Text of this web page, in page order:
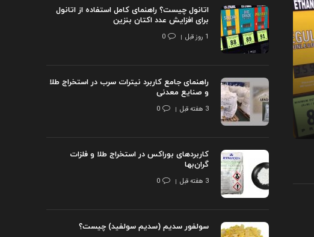
اتانول چیست؟ راهنمای کامل استفاده از اتانول
برای افزایش عدد اکتان بنزین
1 روز قبل 0
راهنمای جامع کاربرد نیترات سرب در استخراج طلا
و صنایع معدنی
3 هفته قبل 0
کاربردهای بوراکس در استخراج طلا و فلزات
گران‌بها
3 هفته قبل 0
سولفور سدیم (سدیم سولفید) چیست؟